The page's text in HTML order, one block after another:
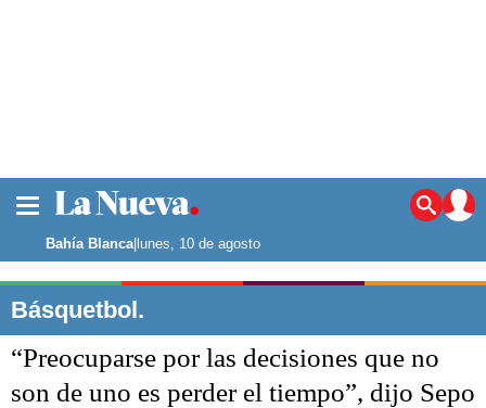
Noticias
La ciudad
Punta Alta
El mundo
Seguridad
Bahía Blanca|lunes, 10 de agosto
Básquetbol.
“Preocuparse por las decisiones que no
son de uno es perder el tiempo”, dijo Sepo